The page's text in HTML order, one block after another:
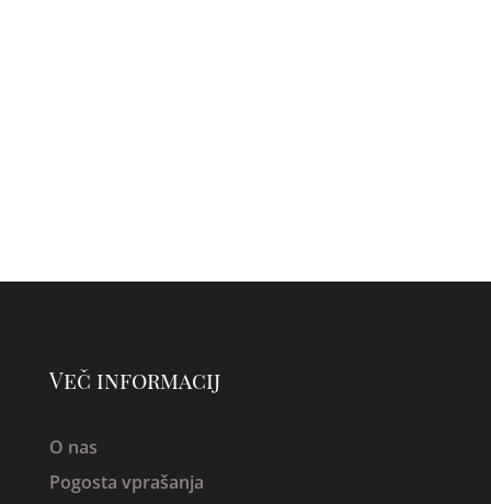
Več informacij
O nas
Pogosta vprašanja